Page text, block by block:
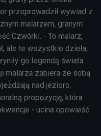
przeprowadził wywiad z
malarzem, granym
Czwórki. - To malarz,
ale te wszystkie dzieła,
go legendą świata
malarza zabiera ze sobą
nad jezioro.
propozycję, która
- ucina opowieść